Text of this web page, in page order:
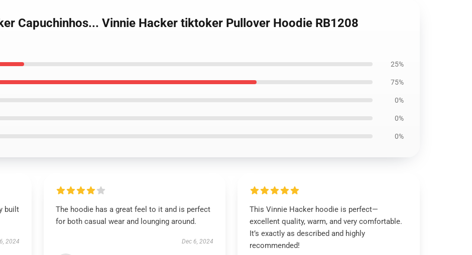
Capuchinhos... Vinnie Hacker tiktoker Pullover Hoodie RB1208
25%
75%
0%
0%
0%
built
2024
The hoodie has a great feel to it and is perfect
for both casual wear and lounging around.
Dec 6, 2024
This Vinnie Hacker hoodie is perfect—
excellent quality, warm, and very comfortable.
It’s exactly as described and highly
recommended!